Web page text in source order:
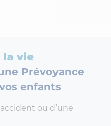
la vie
Prévoyance
enfants
accident ou d’une